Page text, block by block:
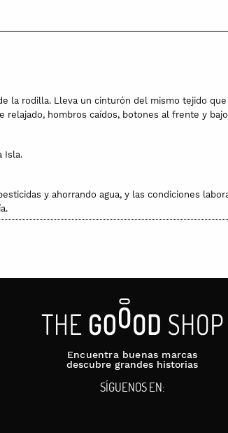
la rodilla. Lleva un cinturón del mismo tejido
hombros caídos, botones al frente y
Isla.
y ahorrando agua, y las condiciones
Encuentra buenas marcas
descubre grandes historias
SÍGUENOS EN: